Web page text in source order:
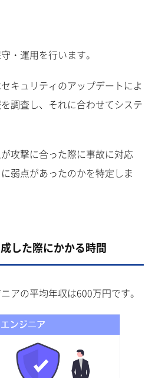
・運用を行います。
キュリティのアップデートによ
調査し、それに合わせてシステ
攻撃に合った際に事故に対応
弱点があったのかを特定しま
した際にかかる時間
アの平均年収は600万円です。